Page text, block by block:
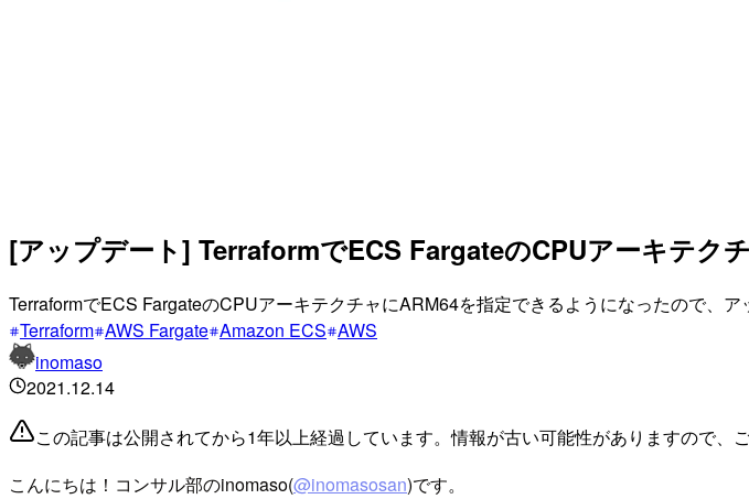
[アップデート] TerraformでECS FargateのCPUアーキテク
TerraformでECS FargateのCPUアーキテクチャにARM64を指定できるようになったので、ア
Terraform AWS Fargate Amazon ECS AWS
inomaso
2021.12.14
この記事は公開されてから1年以上経過しています。情報が古い可能性がありますので、ご
こんにちは！コンサル部のinomaso(@inomasosan)です。